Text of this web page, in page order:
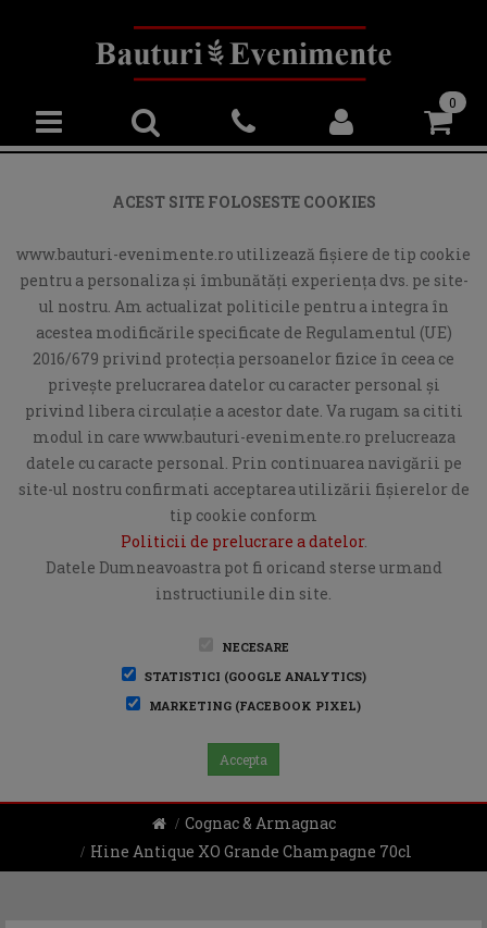
0
ACEST SITE FOLOSESTE COOKIES
www.bauturi-evenimente.ro utilizează fişiere de tip cookie
pentru a personaliza și îmbunătăți experiența dvs. pe site-
ul nostru. Am actualizat politicile pentru a integra în
acestea modificările specificate de Regulamentul (UE)
2016/679 privind protecția persoanelor fizice în ceea ce
privește prelucrarea datelor cu caracter personal și
privind libera circulație a acestor date. Va rugam sa cititi
modul in care www.bauturi-evenimente.ro prelucreaza
datele cu caracte personal. Prin continuarea navigării pe
site-ul nostru confirmati acceptarea utilizării fişierelor de
tip cookie conform
Politicii de prelucrare a datelor.
Datele Dumneavoastra pot fi oricand sterse urmand
instructiunile din site.
NECESARE
STATISTICI (GOOGLE ANALYTICS)
MARKETING (FACEBOOK PIXEL)
Accepta
Cognac & Armagnac
Hine Antique XO Grande Champagne 70cl